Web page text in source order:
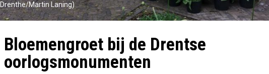
Drenthe/Martin Laning)
Bloemengroet bij de Drentse
oorlogsmonumenten